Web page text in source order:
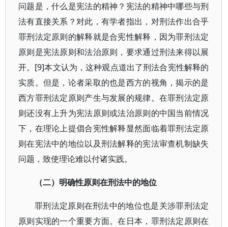
问题是，什么是宪法的精神？宪法的精神中哪些与刑
法有直接关系？对此，有学者指出，对刑法作出合乎
罪刑法定原则的解释就是合宪性解释，因为罪刑法定
原则是宪法原则和法治原则，要求通过刑法来得以展
开。[9]本文认为，这种观点道出了刑法合宪性解释的
实质。但是，论者采取的也是西方的视角，揭示的是
西方罪刑法定原则产生与发展的规律。在罪刑法定原
则还没有上升为宪法原则或法治原则的中国当前情况
下，在理论上提倡合宪性解释显然面临着罪刑法定原
则在宪法中的地位以及刑法解释的宪法审查机制缺失
问题，致使理论难以付诸实践。
（二）明确性原则在刑法中的地位
罪刑法定原则在刑法中的地位也是关涉罪刑法定
原则实现的一个重要方面。在日本，罪刑法定原则在